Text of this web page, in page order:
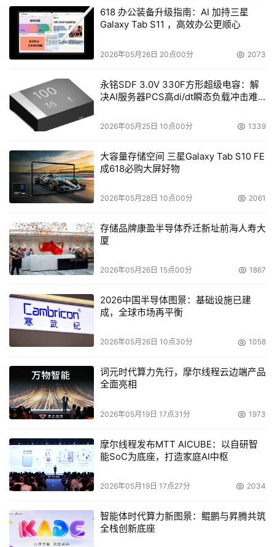
将决定他们在安全电脑市场能走多远。对于某些没有实力的
电脑厂商而言，在有心无力的情况下投入安全电脑的研究开
发，无疑极有风险，弄不好就会陷入其中。
科技力量的蔑视将会让它付出代价，因为提供不了真正有解
决力的解决方案，用户绝不会买单。回过头看，一直锐意创
新的同方电脑，之所以站在安全电脑市场的战略制高点，归
同时，突入市场的决心也意味着吃馅饼的可持续性。每一个
市场，似乎总不缺乏那些浅尝辄止者。但持续性的成功，总
是属于那些毅力惊人的企业。在这方面，同方电脑可谓表
率，它不仅揭幕安全电脑新时代，而且史无前例地将安全作
为企业发展的核心策略。
而投入1亿元巨额的营销费用，更折射了同方电脑做大做强
地表示："在信息安全上，我们有一个很大的布局"。他还指
出，随着"二次创业"的深入，同方会将"真安全"DNA全面植
入全线电脑产品的研发、生产、销售、服务之中。
本文来源于DOIT传媒，文章内容仅供参考，不构成投资建议。
618 办公装备升级指南：AI 加持三星
Galaxy Tab S11 ，高效办公更顺心
2026年05月26日 20点00分 2073
永铭SDF 3.0V 330F方形超级电容：解
决AI服务器PCS高di/dt瞬态负载冲击难
2026年05月25日 10点00分 1339
大容量存储空间 三星Galaxy Tab S10 FE
成618必购大屏好物
2026年05月28日 10点00分 2061
存储品牌康盈半导体乔迁新址前海人寿大
厦
2026年05月26日 15点00分 1867
2026中国半导体图景：基础设施已建
成，全球市场再平衡
2026年05月26日 10点30分 1058
词元时代算力先行，摩尔线程云边端产品
全面亮相
2026年05月19日 17点31分 1973
摩尔线程发布MTT AICUBE：以自研智
能SoC为底座，打造家庭AI中枢
2026年05月19日 17点27分 2034
智能体时代算力新图景：鲲鹏与昇腾共筑
全栈创新底座